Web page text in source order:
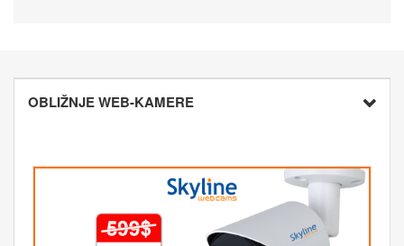
OBLIŽNJE WEB-KAMERE